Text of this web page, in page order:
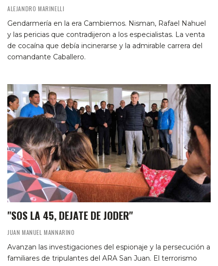
ALEJANDRO MARINELLI
Gendarmería en la era Cambiemos. Nisman, Rafael Nahuel
y las pericias que contradijeron a los especialistas. La venta
de cocaína que debía incinerarse y la admirable carrera del
comandante Caballero.
"SOS LA 45, DEJATE DE JODER"
JUAN MANUEL MANNARINO
Avanzan las investigaciones del espionaje y la persecución a
familiares de tripulantes del ARA San Juan. El terrorismo